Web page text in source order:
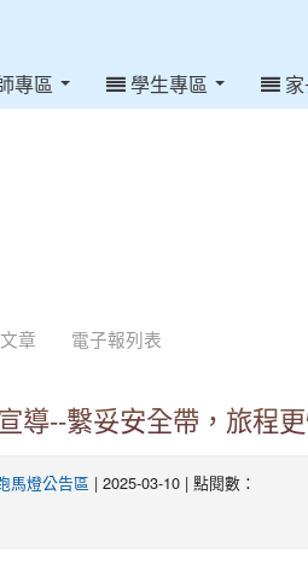
專區 學生專區 家
章 電子報列表
導--繫妥安全帶，旅程
馬燈公告區 | 2025-03-10 | 點閱數：